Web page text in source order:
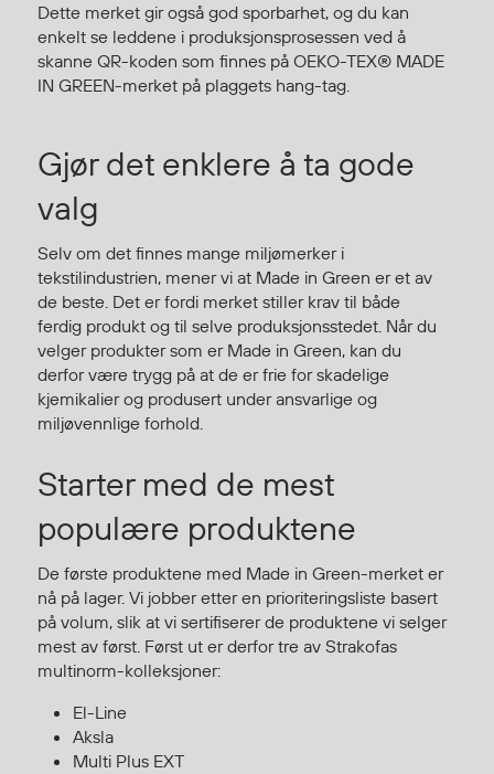
Oppblåsbare vester
Redningsvester
Hybridvester
Flytedrakter
Tilbehør og reservedeler
Egenskaper
Flammehemmende
Synlighet
Multinorm
Vanntett
Isolerende
Fottøy
Vernesko
Fottøy uten vern
Innleggssåler
Tilbehør
Dette merket gir også god sporbarhet, og du kan
enkelt se leddene i produksjonsprosessen ved å
skanne QR-koden som finnes på OEKO-TEX® MADE
IN GREEN-merket på plaggets hang-tag.
Gjør det enklere å ta gode
valg
Selv om det finnes mange miljømerker i
tekstilindustrien, mener vi at Made in Green er et av
de beste. Det er fordi merket stiller krav til både
ferdig produkt og til selve produksjonsstedet. Når du
velger produkter som er Made in Green, kan du
derfor være trygg på at de er frie for skadelige
kjemikalier og produsert under ansvarlige og
miljøvennlige forhold.
Starter med de mest
populære produktene
De første produktene med Made in Green-merket er
nå på lager. Vi jobber etter en prioriteringsliste basert
på volum, slik at vi sertifiserer de produktene vi selger
mest av først. Først ut er derfor tre av Strakofas
multinorm-kolleksjoner:
El-Line
Aksla
Multi Plus EXT